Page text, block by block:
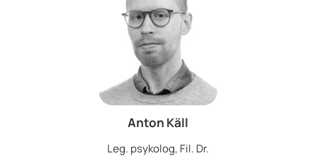
Anton Käll
Leg. psykolog, Fil. Dr.